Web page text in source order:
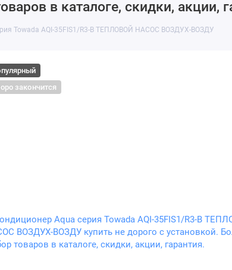
в каталоге, скидки, акции,
Towada AQI-35FIS1/R3-B ТЕПЛОВОЙ НАСОС ВОЗДУХ-ВОЗДУ
закончится